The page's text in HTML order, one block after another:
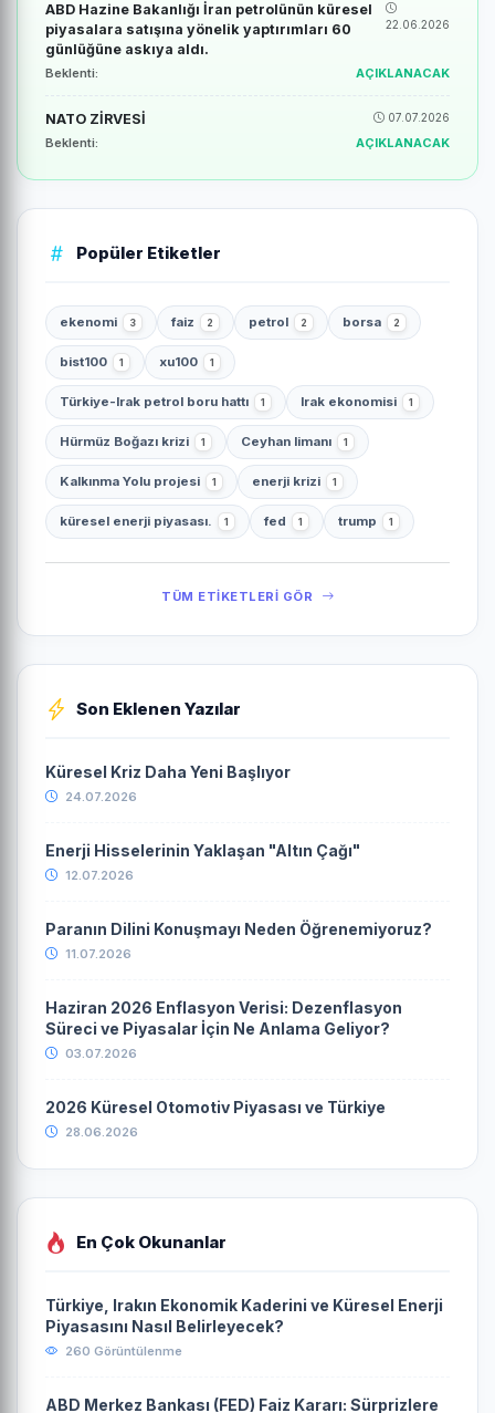
ABD Hazine Bakanlığı İran petrolünün küresel
piyasalara satışına yönelik yaptırımları 60
günlüğüne askıya aldı.
22.06.2026
Beklenti: AÇIKLANACAK
NATO ZİRVESİ 07.07.2026
Beklenti: AÇIKLANACAK
Popüler Etiketler
ekenomi 3 faiz 2 petrol 2 borsa 2
bist100 1 xu100 1
Türkiye-Irak petrol boru hattı 1 Irak ekonomisi 1
Hürmüz Boğazı krizi 1 Ceyhan limanı 1
Kalkınma Yolu projesi 1 enerji krizi 1
küresel enerji piyasası. 1 fed 1 trump 1
TÜM ETİKETLERİ GÖR
Son Eklenen Yazılar
Küresel Kriz Daha Yeni Başlıyor
24.07.2026
Enerji Hisselerinin Yaklaşan "Altın Çağı"
12.07.2026
Paranın Dilini Konuşmayı Neden Öğrenemiyoruz?
11.07.2026
Haziran 2026 Enflasyon Verisi: Dezenflasyon
Süreci ve Piyasalar İçin Ne Anlama Geliyor?
03.07.2026
2026 Küresel Otomotiv Piyasası ve Türkiye
28.06.2026
En Çok Okunanlar
Türkiye, Irakın Ekonomik Kaderini ve Küresel Enerji
Piyasasını Nasıl Belirleyecek?
260 Görüntülenme
ABD Merkez Bankası (FED) Faiz Kararı: Sürprizlere